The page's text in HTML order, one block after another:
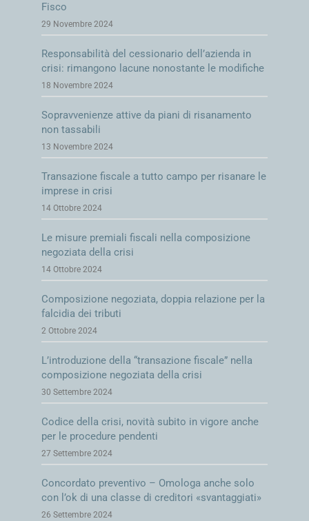
Fisco
29 Novembre 2024
Responsabilità del cessionario dell’azienda in
crisi: rimangono lacune nonostante le modifiche
18 Novembre 2024
Sopravvenienze attive da piani di risanamento
non tassabili
13 Novembre 2024
Transazione fiscale a tutto campo per risanare le
imprese in crisi
14 Ottobre 2024
Le misure premiali fiscali nella composizione
negoziata della crisi
14 Ottobre 2024
Composizione negoziata, doppia relazione per la
falcidia dei tributi
2 Ottobre 2024
L’introduzione della “transazione fiscale” nella
composizione negoziata della crisi
30 Settembre 2024
Codice della crisi, novità subito in vigore anche
per le procedure pendenti
27 Settembre 2024
Concordato preventivo – Omologa anche solo
con l’ok di una classe di creditori «svantaggiati»
26 Settembre 2024